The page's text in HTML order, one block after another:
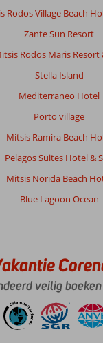
Rodos Village Beach
Zante Sun Resort
Rodos Maris Resort
Stella Island
Mediterraneo Hotel
Porto village
Mitsis Ramira Beach
Pelagos Suites Hotel &
Mitsis Norida Beach
Blue Lagoon Ocean
veilig